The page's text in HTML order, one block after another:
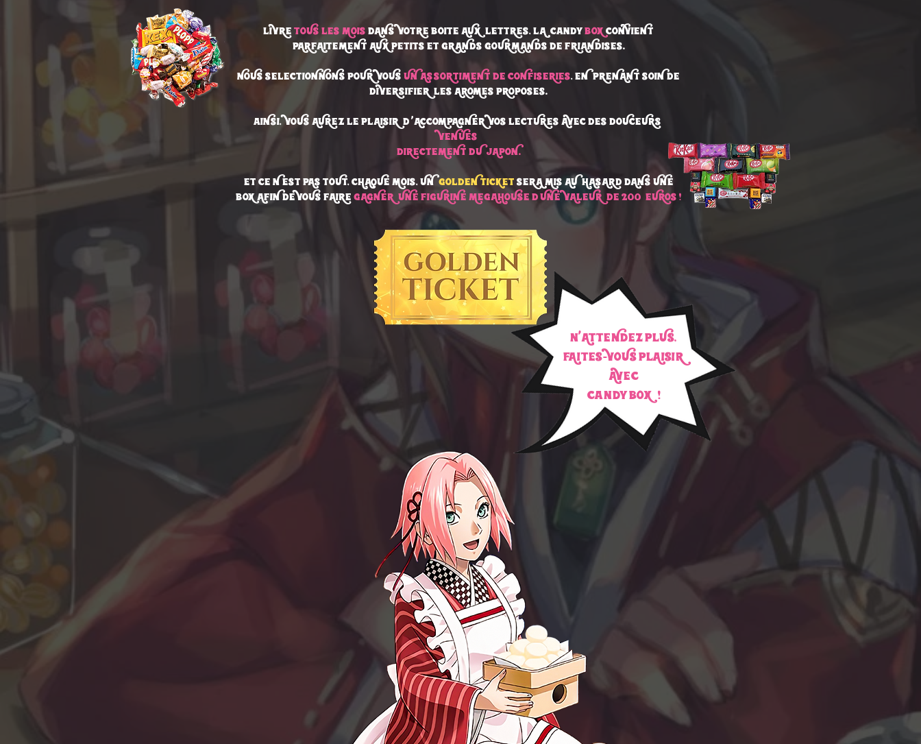
LIVRETOUS LES MOISDANS VOTRE BOITE AUX LETTRES, LA candyBOXCONVIENt
PARFAITEMENT AUX PETITS ET GRANDS GOURMANDS DE FRIANDISES.
NOUS SELECTIONNONS POUR VOUSUN ASSORTIMENT DE CONFISERIES,EN PRENANT SOIN DE
DIVERSIFIER LES AROMES PROPOSES.
aINSI, VOUS AUREZ LE PLAISIR D''ACCOMPAGNER VOS LECTURES AVEC DES DOUCEURS
VENUES
DIRECTEMENT DU JAPON.
ET CE N'EST PAS TOUT, CHAQUE MOIS, UNGOLDEN TICKETSERA MIS AU HASARD DANS UNE
BOX AFIN DE VOUS FAIREGAGNER UNE FIGURINE MEGAHOUSE D'UNE VALEUR DE 200€EUROS !
n'ATTENDEZ PLUS,
FAITES-VOUS PLAISIR
AVEC
candy BOX !